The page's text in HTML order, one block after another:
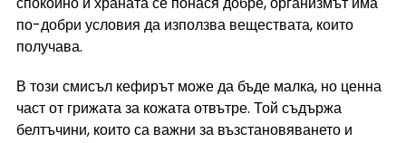
по-добри условия да използва веществата, които
получава.
В този смисъл кефирът може да бъде малка, но ценна
част от грижата за кожата отвътре. Той съдържа
белтъчини, които са важни за възстановяването и